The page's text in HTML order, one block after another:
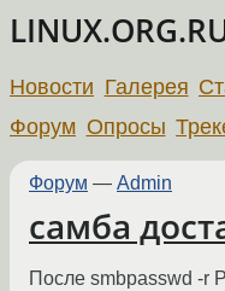
Новости Галерея
Форум Опросы
Форум — Admin
самба
После smbpasswd -r